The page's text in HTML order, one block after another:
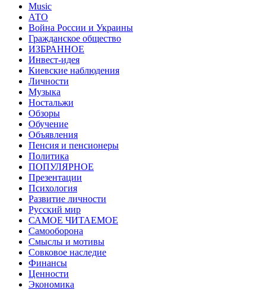
Music
АТО
Война России и Украины
Гражданское общество
ИЗБРАННОЕ
Инвест-идея
Киевские наблюдения
Личности
Музыка
Ностальжи
Обзоры
Обучение
Объявления
Пенсия и пенсионеры
Политика
ПОПУЛЯРНОЕ
Презентации
Психология
Развитие личности
Русский мир
САМОЕ ЧИТАЕМОЕ
Самооборона
Смыслы и мотивы
Совковое наследие
Финансы
Ценности
Экономика